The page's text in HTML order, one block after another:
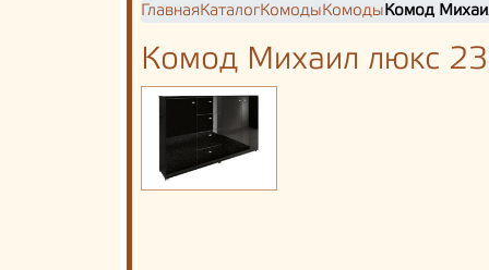
ГлавнаяКаталогКомодыКомодыКомод
Комод Михаил люкс 23